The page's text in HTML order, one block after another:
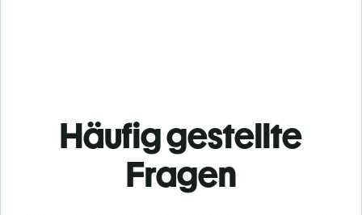
Häufig gestellte
Fragen